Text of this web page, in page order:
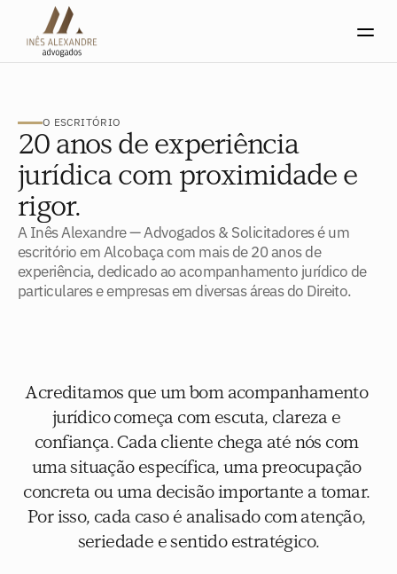
O ESCRITÓRIO
20 anos de experiência
jurídica com proximidade e
rigor.
A Inês Alexandre — Advogados & Solicitadores é um
escritório em Alcobaça com mais de 20 anos de
experiência, dedicado ao acompanhamento jurídico de
particulares e empresas em diversas áreas do Direito.
Acreditamos que um bom acompanhamento
jurídico começa com escuta, clareza e
confiança. Cada cliente chega até nós com
uma situação específica, uma preocupação
concreta ou uma decisão importante a tomar.
Por isso, cada caso é analisado com atenção,
seriedade e sentido estratégico.